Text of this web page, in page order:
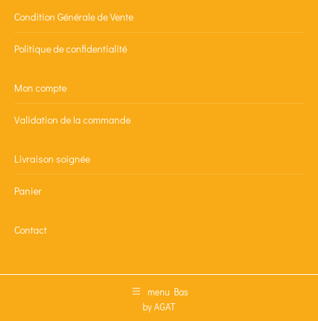
Condition Générale de Vente
Politique de confidentialité
Mon compte
Validation de la commande
Livraison soignée
Panier
Contact
menu Bas
by AGAT